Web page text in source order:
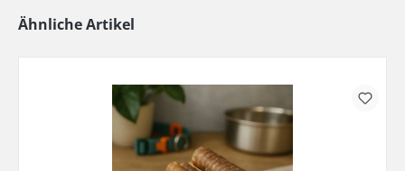
Ähnliche Artikel